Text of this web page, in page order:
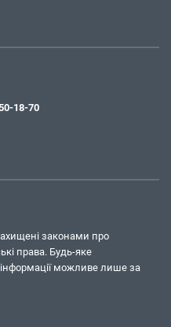
18-70
законами про
права. Будь-яке
можливе лише за